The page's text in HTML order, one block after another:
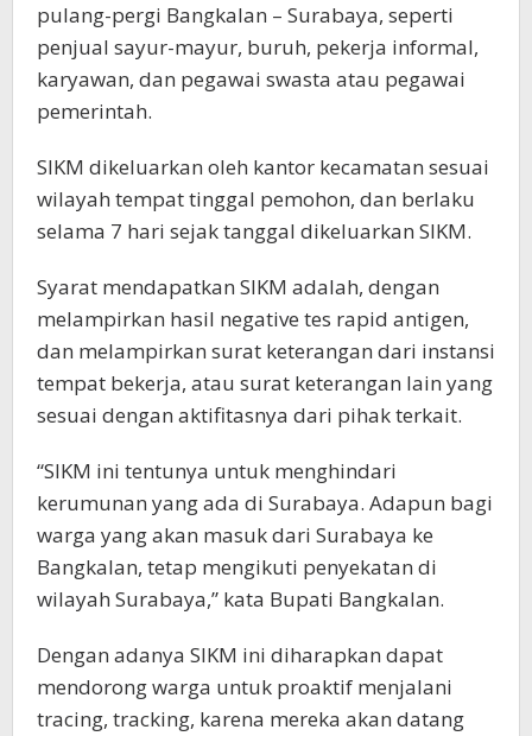
pulang-pergi Bangkalan – Surabaya, seperti
penjual sayur-mayur, buruh, pekerja informal,
karyawan, dan pegawai swasta atau pegawai
pemerintah.
SIKM dikeluarkan oleh kantor kecamatan sesuai
wilayah tempat tinggal pemohon, dan berlaku
selama 7 hari sejak tanggal dikeluarkan SIKM.
Syarat mendapatkan SIKM adalah, dengan
melampirkan hasil negative tes rapid antigen,
dan melampirkan surat keterangan dari instansi
tempat bekerja, atau surat keterangan lain yang
sesuai dengan aktifitasnya dari pihak terkait.
“SIKM ini tentunya untuk menghindari
kerumunan yang ada di Surabaya. Adapun bagi
warga yang akan masuk dari Surabaya ke
Bangkalan, tetap mengikuti penyekatan di
wilayah Surabaya,” kata Bupati Bangkalan.
Dengan adanya SIKM ini diharapkan dapat
mendorong warga untuk proaktif menjalani
tracing, tracking, karena mereka akan datang